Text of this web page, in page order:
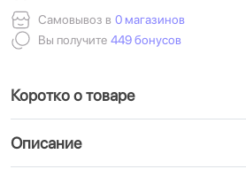
Самовывоз в 0 магазинов
Вы получите 449 бонусов
Коротко о товаре
Описание